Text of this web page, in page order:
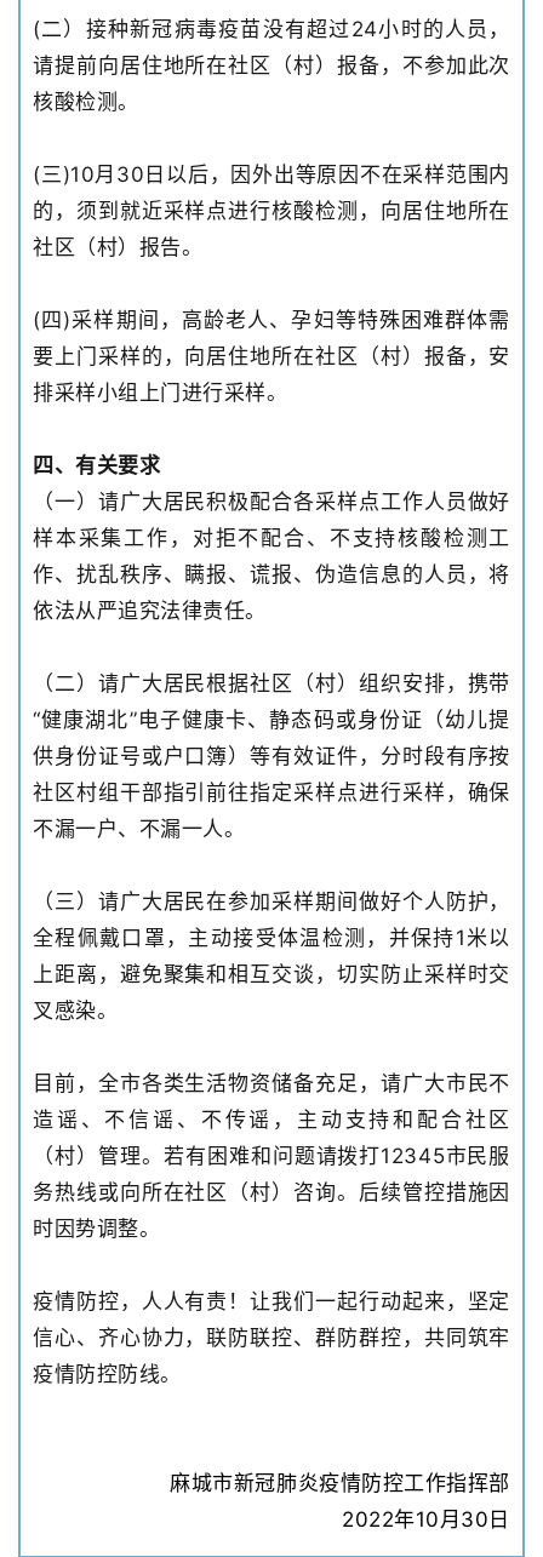
(二）接种新冠病毒疫苗没有超过24小时的人员，
请提前向居住地所在社区（村）报备，不参加此次
核酸检测。
(三)10月30日以后，因外出等原因不在采样范围内
的，须到就近采样点进行核酸检测，向居住地所在
社区（村）报告。
(四)采样期间，高龄老人、孕妇等特殊困难群体需
要上门采样的，向居住地所在社区（村）报备，安
排采样小组上门进行采样。
四、有关要求
（一）请广大居民积极配合各采样点工作人员做好
样本采集工作，对拒不配合、不支持核酸检测工
作、扰乱秩序、瞒报、谎报、伪造信息的人员，将
依法从严追究法律责任。
（二）请广大居民根据社区（村）组织安排，携带
“健康湖北”电子健康卡、静态码或身份证（幼儿提
供身份证号或户口簿）等有效证件，分时段有序按
社区村组干部指引前往指定采样点进行采样，确保
不漏一户、不漏一人。
（三）请广大居民在参加采样期间做好个人防护，
全程佩戴口罩，主动接受体温检测，并保持1米以
上距离，避免聚集和相互交谈，切实防止采样时交
叉感染。
目前，全市各类生活物资储备充足，请广大市民不
造谣、不信谣、不传谣，主动支持和配合社区
（村）管理。若有困难和问题请拨打12345市民服
务热线或向所在社区（村）咨询。后续管控措施因
时因势调整。
疫情防控，人人有责！让我们一起行动起来，坚定
信心、齐心协力，联防联控、群防群控，共同筑牢
疫情防控防线。
麻城市新冠肺炎疫情防控工作指挥部
2022年10月30日